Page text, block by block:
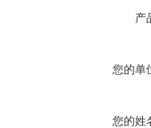
产
您的单
您的姓